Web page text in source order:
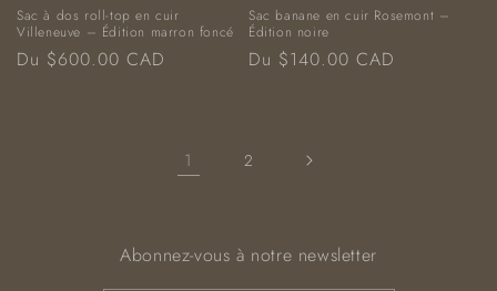
Sac à dos roll-top en cuir
Villeneuve – Édition marron foncé
Prix
Du $600.00 CAD
Sac banane en cuir Rosemont –
Édition noire
Prix
Du $140.00 CAD
1 2
Abonnez-vous à notre newsletter